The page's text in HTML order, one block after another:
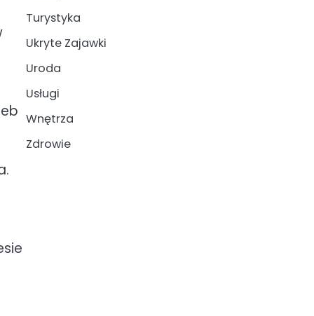
Turystyka
Ukryte Zajawki
Uroda
Usługi
Wnętrza
Zdrowie